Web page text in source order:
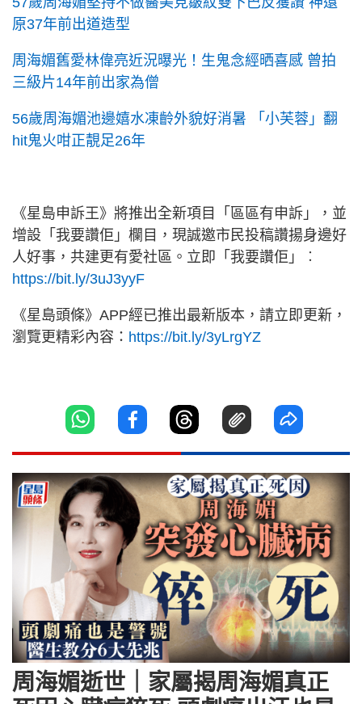
原37年前出道造型
周海媚舊愛林偉亮近況曝光！生鬼念經晒喜感 曾拍
三級片14年前出家為僧
56歲周海媚池邊嬉水凍齡外貌好消暑 「小芙蓉」翻
hit鬼火咁正靚足26年
《星島申訴王》將推出全新項目「區區有申訴」，並
增設「我要讚佢」欄目，現誠邀市民投稿讚揚身邊好
人好事，共建更有愛社區。立即「我要讚佢」︰
https://bit.ly/3uJ3yyF
《星島頭條》APP經已推出最新版本，請立即更新，
瀏覽更精彩內容： https://bit.ly/3yLrgYZ
周海媚逝世｜家屬揭周海媚真正